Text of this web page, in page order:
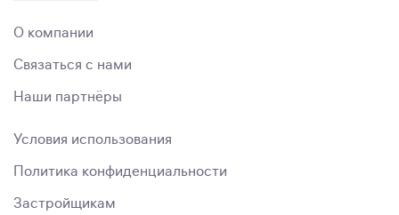
О компании
Связаться с нами
Наши партнёры
Условия использования
Политика конфиденциальности
Застройщикам